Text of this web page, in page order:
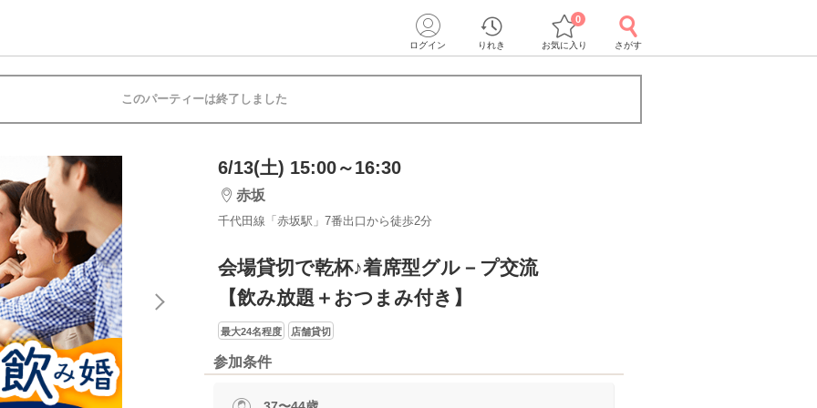
ログイン りれき お気に入り
0
さがす
このパーティーは終了しました
6/13(土) 15:00～16:30
赤坂
千代田線「赤坂駅」7番出口から徒歩2分
会場貸切で乾杯♪着席型グル－プ交流
【飲み放題＋おつまみ付き】
最大24名程度 店舗貸切
参加条件